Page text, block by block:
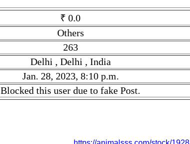
₹ 0.0
Others
263
Delhi , Delhi , India
Jan. 28, 2023, 8:10 p.m.
Blocked this user due to fake Post.